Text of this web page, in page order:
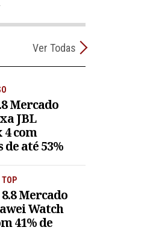
Ver Todas
Mercado
JBL
4 com
de até 53%
TOP
Mercado
Watch
41% de